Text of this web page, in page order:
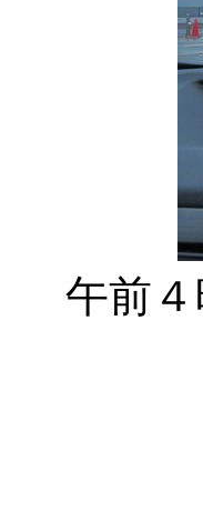
午前